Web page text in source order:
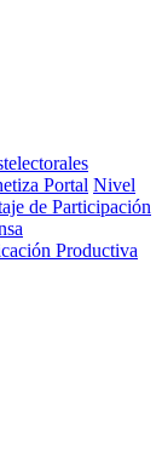
Portal Nivel
de Participación
Productiva